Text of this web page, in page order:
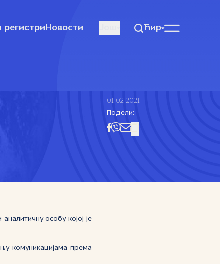
Новости Ћир
01.02.2021
Подели:
особу којој је
комуникацијама према